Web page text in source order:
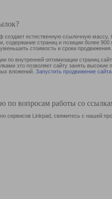
создает естественную ссылочную
содержание страниц и позиции более
стоимость и сроки продвижения.
по внутренней оптимизации страниц
это позволяет сайту занять
вложений. Запустить продвижение сайта
по вопросам работы со
сервисов Linkpad, свяжитесь с нашей